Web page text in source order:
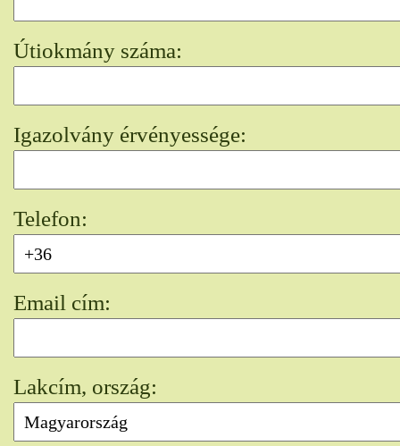
Útiokmány száma:
Igazolvány érvényessége:
Telefon:
Email cím:
Lakcím, ország: